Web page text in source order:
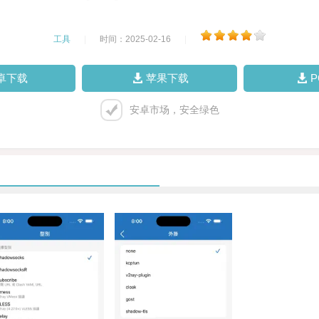
工具 时间：2025-02-16
下载 苹果下载
安卓市场，安全绿色